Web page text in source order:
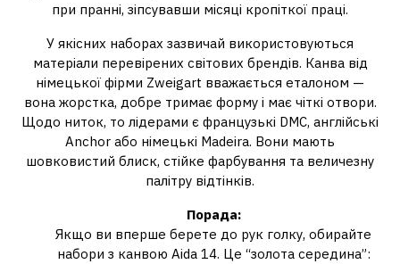
при пранні, зіпсувавши місяці кропіткої праці.
У якісних наборах зазвичай використовуються
матеріали перевірених світових брендів. Канва від
німецької фірми Zweigart вважається еталоном —
вона жорстка, добре тримає форму і має чіткі отвори.
Щодо ниток, то лідерами є французькі DMC, англійські
Anchor або німецькі Madeira. Вони мають
шовковистий блиск, стійке фарбування та величезну
палітру відтінків.
Порада:
Якщо ви вперше берете до рук голку, обирайте
набори з канвою Aida 14. Це “золота середина”: